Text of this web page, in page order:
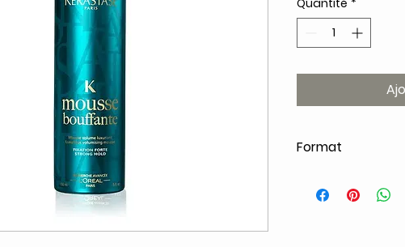
Quantité *
Format